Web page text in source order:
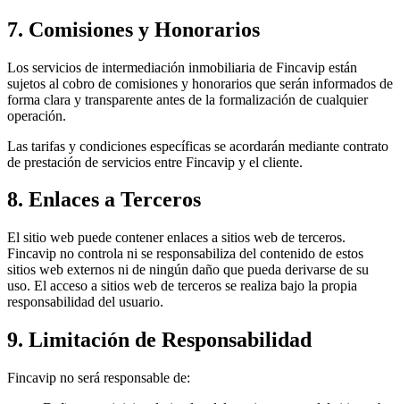
7. Comisiones y Honorarios
Los servicios de intermediación inmobiliaria de Fincavip están
sujetos al cobro de comisiones y honorarios que serán informados de
forma clara y transparente antes de la formalización de cualquier
operación.
Las tarifas y condiciones específicas se acordarán mediante contrato
de prestación de servicios entre Fincavip y el cliente.
8. Enlaces a Terceros
El sitio web puede contener enlaces a sitios web de terceros.
Fincavip no controla ni se responsabiliza del contenido de estos
sitios web externos ni de ningún daño que pueda derivarse de su
uso. El acceso a sitios web de terceros se realiza bajo la propia
responsabilidad del usuario.
9. Limitación de Responsabilidad
Fincavip no será responsable de: